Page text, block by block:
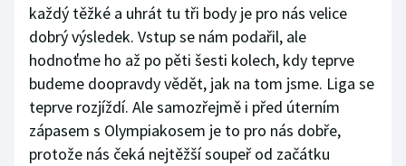
každý těžké a uhrát tu tři body je pro nás velice
dobrý výsledek. Vstup se nám podařil, ale
hodnoťme ho až po pěti šesti kolech, kdy teprve
budeme doopravdy vědět, jak na tom jsme. Liga se
teprve rozjíždí. Ale samozřejmě i před úterním
zápasem s Olympiakosem je to pro nás dobře,
protože nás čeká nejtěžší soupeř od začátku